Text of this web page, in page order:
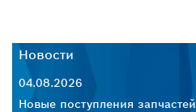
Новости
04.08.2026
Новые поступления